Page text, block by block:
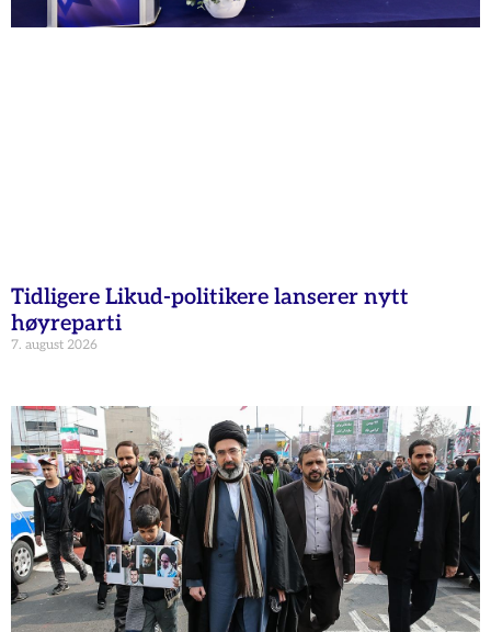
Tidligere Likud-politikere lanserer nytt
høyreparti
7. august 2026